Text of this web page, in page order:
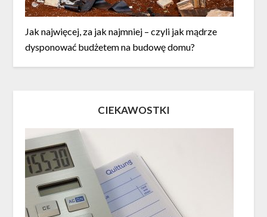
Jak najwięcej, za jak najmniej – czyli jak mądrze
dysponować budżetem na budowę domu?
CIEKAWOSTKI